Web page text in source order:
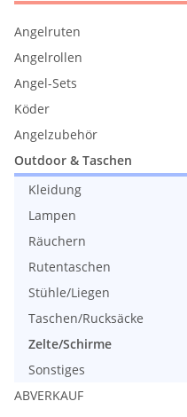
Angelruten
Angelrollen
Angel-Sets
Köder
Angelzubehör
Outdoor & Taschen
Kleidung
Lampen
Räuchern
Rutentaschen
Stühle/Liegen
Taschen/Rucksäcke
Zelte/Schirme
Sonstiges
ABVERKAUF